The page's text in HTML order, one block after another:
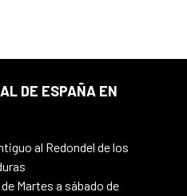
DE ESPAÑA EN
al Redondel de los
Martes a sábado de